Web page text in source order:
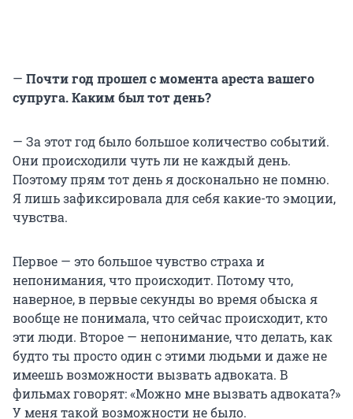
— Почти год прошел с момента ареста вашего
супруга. Каким был тот день?
— За этот год было большое количество событий.
Они происходили чуть ли не каждый день.
Поэтому прям тот день я досконально не помню.
Я лишь зафиксировала для себя какие-то эмоции,
чувства.
Первое — это большое чувство страха и
непонимания, что происходит. Потому что,
наверное, в первые секунды во время обыска я
вообще не понимала, что сейчас происходит, кто
эти люди. Второе — непонимание, что делать, как
будто ты просто один с этими людьми и даже не
имеешь возможности вызвать адвоката. В
фильмах говорят: «Можно мне вызвать адвоката?»
У меня такой возможности не было.